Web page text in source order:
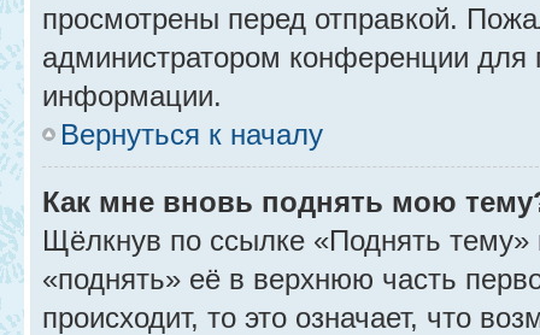
просмотрены перед отправкой.
администратором конференции для
информации.
Вернуться к началу
Как мне вновь поднять мою
Щёлкнув по ссылке «Поднять
«поднять» её в верхнюю часть
происходит, то это означает, что